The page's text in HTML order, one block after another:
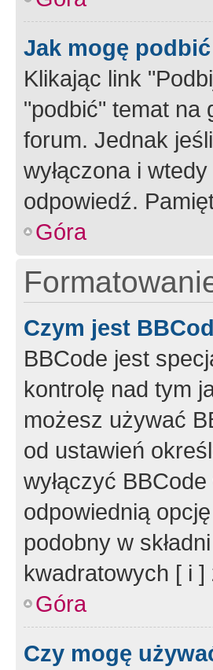
Jak mogę
Klikając link
"podbić" temat na
forum. Jednak
wyłączona i
odpowiedź.
Góra
Czym jest
BBCode jest
kontrolę nad tym
możesz używać
od ustawień
wyłączyć
odpowiednią
podobny w
kwadratowych [ i ]
Góra
Czy mogę